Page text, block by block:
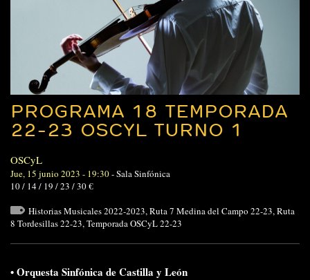
PROGRAMA 18 TEMPORADA
22-23 OSCYL TURNO 1
OSCyL
Jue, 15 junio 2023 - 19:30-Sala Sinfónica
10 / 14 / 19 / 23 / 30 €
Historias Musicales 2022-2023,Ruta 7 Medina del Campo 22-23,Ruta
8 Tordesillas 22-23,Temporada OSCyL 22-23
•Orquesta Sinfónica de Castilla y León